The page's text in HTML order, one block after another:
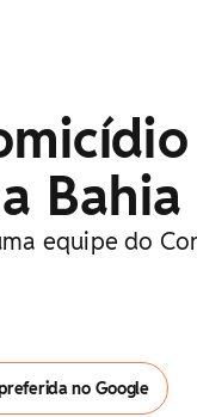
Bahia
equipe do
no Google